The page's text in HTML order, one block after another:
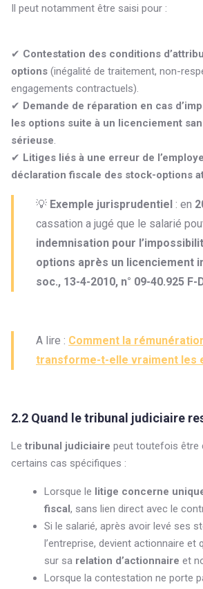
Il peut notamment être saisi pour :
✔ Contestation des conditions
options (inégalité de traitement, non-
engagements contractuels).
✔ Demande de réparation en cas
les options suite à un licenciement
sérieuse.
✔ Litiges liés à une erreur de
déclaration fiscale des stock-options
💡 Exemple jurisprudentiel : en
cassation a jugé que le salarié
indemnisation pour
options après un licenciement
soc., 13-4-2010, n° 09-40.925 F-
A lire : Comment la
transforme-t-elle vraiment les
2.2 Quand le tribunal judiciaire
Le tribunal judiciaire peut toutefois être
certains cas spécifiques :
Lorsque le litige concerne
fiscal, sans lien direct avec le
Si le salarié, après avoir levé ses
l’entreprise, devient actionnaire et
sur sa relation d’actionnaire et
Lorsque la contestation ne porte